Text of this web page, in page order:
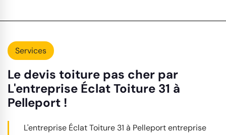
Services
Le devis toiture pas cher par
L'entreprise Éclat Toiture 31 à
Pelleport !
L'entreprise Éclat Toiture 31 à Pelleport entreprise